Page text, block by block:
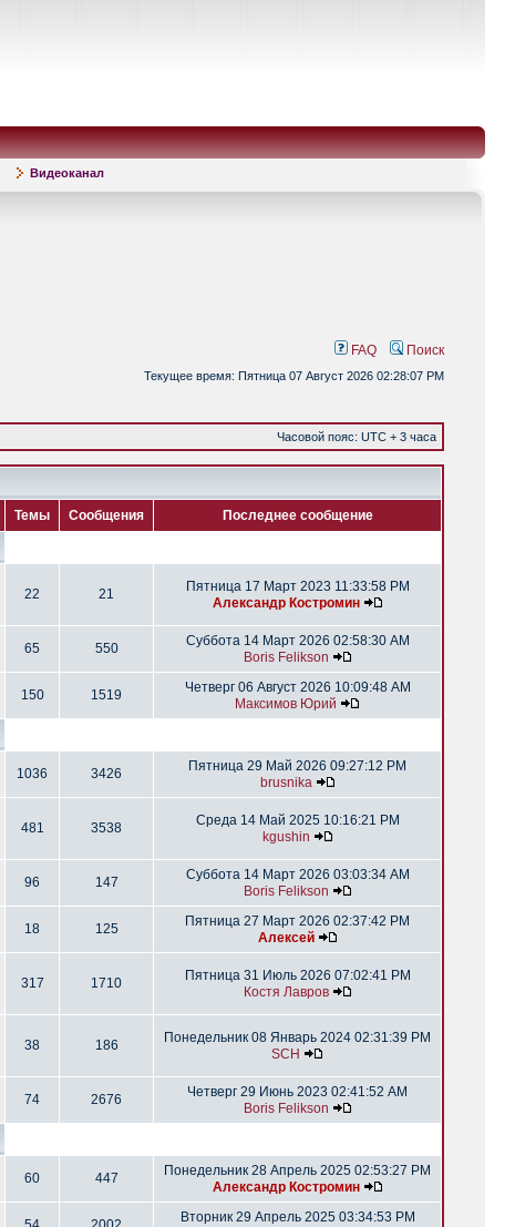
Видеоканал
FAQ Поиск
Текущее время: Пятница 07 Август 2026 02:28:07 PM
Часовой пояс: UTC + 3 часа
Темы Сообщения Последнее сообщение
22 21
Пятница 17 Март 2023 11:33:58 PM
Александр Костромин
65 550
Суббота 14 Март 2026 02:58:30 AM
Boris Felikson
150 1519
Четверг 06 Август 2026 10:09:48 AM
Максимов Юрий
1036 3426
Пятница 29 Май 2026 09:27:12 PM
brusnika
481 3538
Среда 14 Май 2025 10:16:21 PM
kgushin
96 147
Суббота 14 Март 2026 03:03:34 AM
Boris Felikson
18 125
Пятница 27 Март 2026 02:37:42 PM
Алексей
317 1710
Пятница 31 Июль 2026 07:02:41 PM
Костя Лавров
38 186
Понедельник 08 Январь 2024 02:31:39 PM
SCH
74 2676
Четверг 29 Июнь 2023 02:41:52 AM
Boris Felikson
60 447
Понедельник 28 Апрель 2025 02:53:27 PM
Александр Костромин
Вторник 29 Апрель 2025 03:34:53 PM